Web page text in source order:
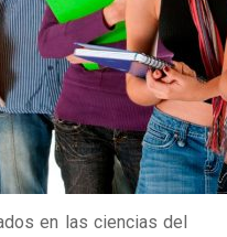
en las ciencias del